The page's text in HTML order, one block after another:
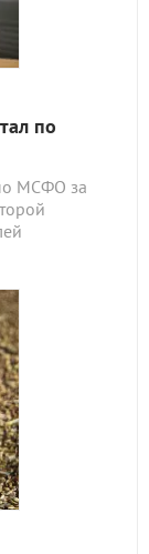
по
МСФО за